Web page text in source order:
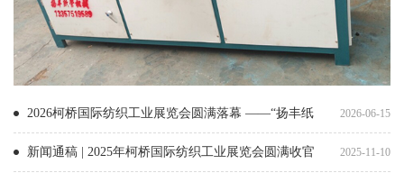
2026柯桥国际纺织工业展览会圆满落幕 ——“扬丰纸
管机”携创新产品惊艳亮相，彰显中国智造硬实力
2026-06-15
新闻通稿 | 2025年柯桥国际纺织工业展览会圆满收官 2025-11-10